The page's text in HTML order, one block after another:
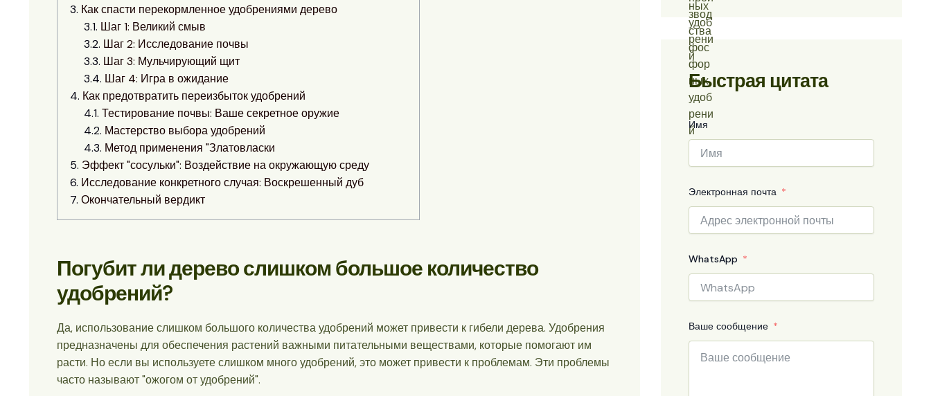
Как спасти перекормленное удобрениями дерево
Шаг 1: Великий смыв
Шаг 2: Исследование почвы
Шаг 3: Мульчирующий щит
Шаг 4: Игра в ожидание
Как предотвратить переизбыток удобрений
Тестирование почвы: Ваше секретное оружие
Мастерство выбора удобрений
Метод применения "Златовласки
Эффект "сосульки": Воздействие на окружающую среду
Исследование конкретного случая: Воскрешенный дуб
Окончательный вердикт
Погубит ли дерево слишком большое количество
удобрений?
Да, использование слишком большого количества удобрений может привести к гибели дерева. Удобрения
предназначены для обеспечения растений важными питательными веществами, которые помогают им
расти. Но если вы используете слишком много удобрений, это может привести к проблемам. Эти проблемы
часто называют "ожогом от удобрений".
Быстрая цитата
Имя
Электронная почта
WhatsApp
Ваше сообщение